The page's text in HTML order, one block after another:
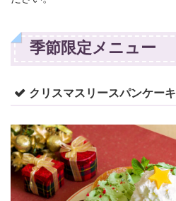
季節限定メニュー
クリスマスリースパンケーキ